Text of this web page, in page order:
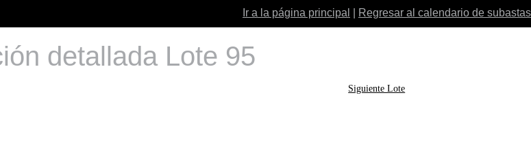
Ir a la página principal Regresar al calendario de subastas
detallada Lote 95
Siguiente Lote